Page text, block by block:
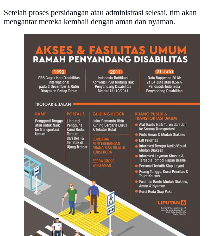
Setelah proses persidangan atau administrasi selesai, tim akan
mengantar mereka kembali dengan aman dan nyaman.
Penyandang Disabilitas. (Liputan6.com/Triyasni)